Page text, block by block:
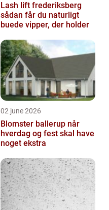
Lash lift frederiksberg
sådan får du naturligt
buede vipper, der holder
02 june 2026
Blomster ballerup når
hverdag og fest skal have
noget ekstra